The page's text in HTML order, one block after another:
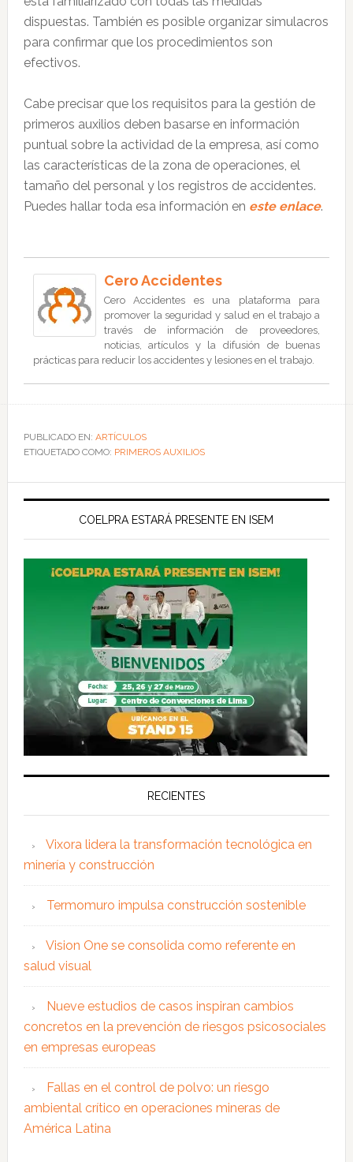
dispuestas. También es posible organizar simulacros
para confirmar que los procedimientos son
efectivos.
Cabe precisar que los requisitos para la gestión de
primeros auxilios deben basarse en información
puntual sobre la actividad de la empresa, así como
las características de la zona de operaciones, el
tamaño del personal y los registros de accidentes.
Puedes hallar toda esa información en este enlace.
Cero Accidentes
Cero Accidentes es una plataforma para
promover la seguridad y salud en el trabajo a
través de información de proveedores,
noticias, artículos y la difusión de buenas
prácticas para reducir los accidentes y lesiones en el trabajo.
PUBLICADO EN: ARTÍCULOS
ETIQUETADO COMO: PRIMEROS AUXILIOS
COELPRA ESTARÁ PRESENTE EN ISEM
RECIENTES
Vixora lidera la transformación tecnológica en
minería y construcción
Termomuro impulsa construcción sostenible
Vision One se consolida como referente en
salud visual
Nueve estudios de casos inspiran cambios
concretos en la prevención de riesgos psicosociales
en empresas europeas
Fallas en el control de polvo: un riesgo
ambiental crítico en operaciones mineras de
América Latina